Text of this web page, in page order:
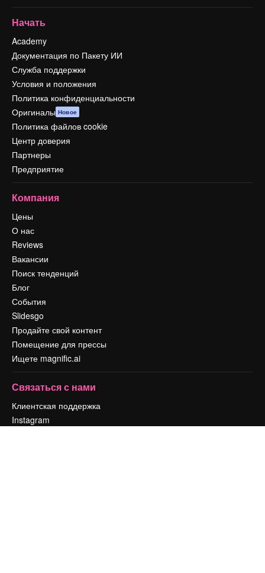
Начать
Academy
Документация по Пакету ИИ
Служба поддержки
Условия и положения
Политика конфиденциальности
Оригиналы Новое
Политика файлов cookie
Центр доверия
Партнеры
Предприятие
Компания
Цены
О нас
Reviews
Вакансии
Поиск тенденций
Блог
События
Slidesgo
Продайте свой контент
Помещение для прессы
Ищете magnific.ai
Связаться с нами
Клиентская поддержка
Instagram